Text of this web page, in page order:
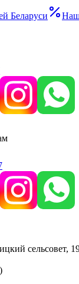
Беларуси
сельсовет,